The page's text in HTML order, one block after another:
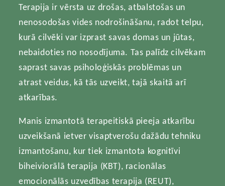
Terapija ir vērsta uz drošas, atbalstošas un
nenosodošas vides nodrošināšanu, radot telpu,
kurā cilvēki var izprast savas domas un jūtas,
nebaidoties no nosodījuma. Tas palīdz cilvēkam
saprast savas psiholoģiskās problēmas un
atrast veidus, kā tās uzveikt, tajā skaitā arī
atkarības.
Manis izmantotā terapeitiskā pieeja atkarību
uzveikšanā ietver visaptverošu dažādu tehniku
izmantošanu, kur tiek izmantota kognitīvi
biheiviorālā terapija (KBT), racionālas
emocionālās uzvedības terapija (REUT),